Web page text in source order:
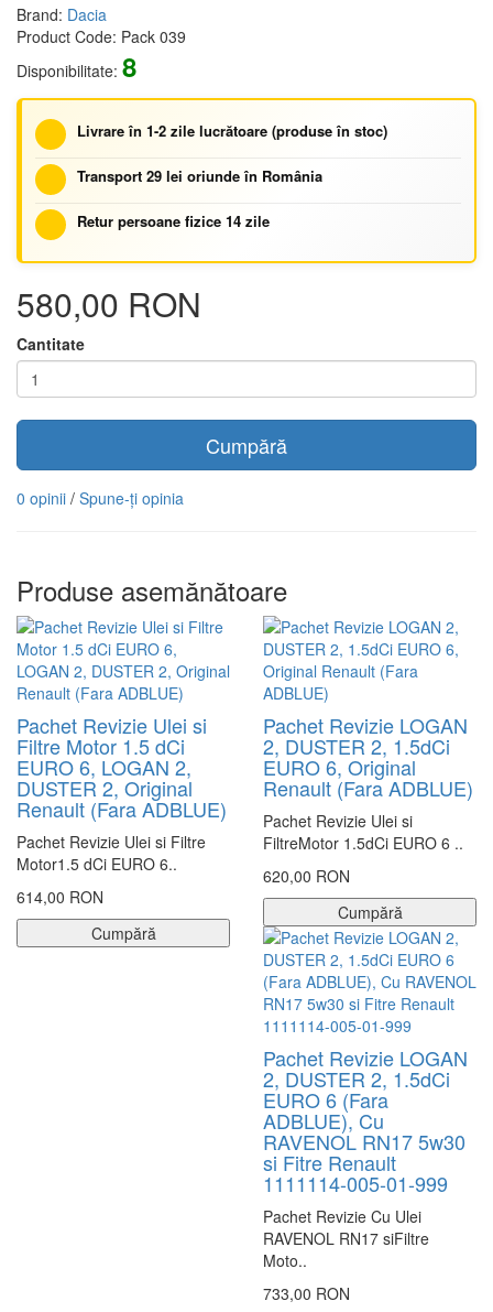
Brand: Dacia
Product Code: Pack 039
Disponibilitate: 8
Livrare în 1-2 zile lucrătoare (produse în stoc)
Transport 29 lei oriunde în România
Retur persoane fizice 14 zile
580,00 RON
Cantitate
Cumpără
0 opinii / Spune-ţi opinia
Produse asemănătoare
Pachet Revizie Ulei si
Filtre Motor 1.5 dCi
EURO 6, LOGAN 2,
DUSTER 2, Original
Renault (Fara ADBLUE)
Pachet Revizie Ulei si Filtre
Motor1.5 dCi EURO 6..
614,00 RON
Cumpără
Pachet Revizie LOGAN
2, DUSTER 2, 1.5dCi
EURO 6, Original
Renault (Fara ADBLUE)
Pachet Revizie Ulei si
FiltreMotor 1.5dCi EURO 6 ..
620,00 RON
Cumpără
Pachet Revizie LOGAN
2, DUSTER 2, 1.5dCi
EURO 6 (Fara
ADBLUE), Cu
RAVENOL RN17 5w30
si Fitre Renault
1111114-005-01-999
Pachet Revizie Cu Ulei
RAVENOL RN17 siFiltre
Moto..
733,00 RON